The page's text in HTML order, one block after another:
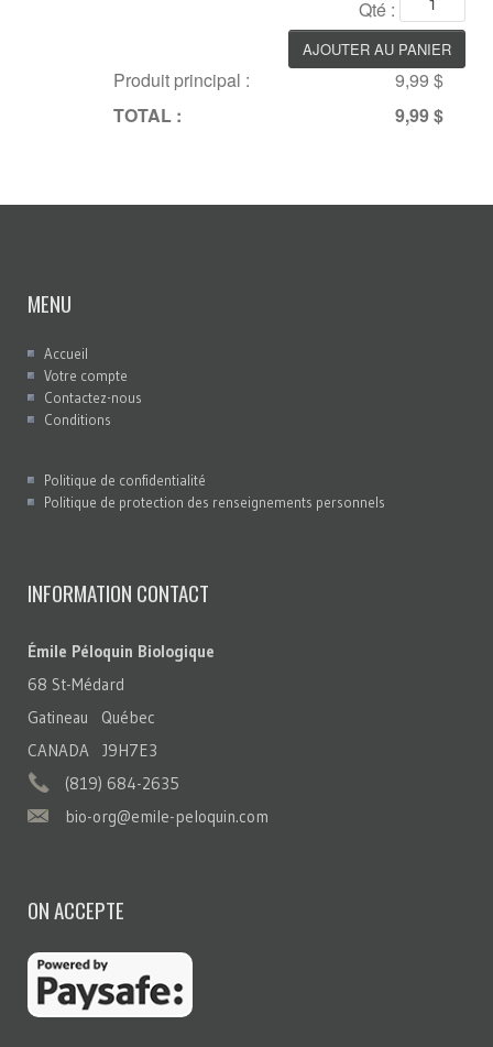
Qté :
Produit principal :
9,99 $
TOTAL :
9,99 $
MENU
Accueil
Votre compte
Contactez-nous
Conditions
Politique de confidentialité
Politique de protection des renseignements personnels
INFORMATION CONTACT
Émile Péloquin Biologique
68 St-Médard
Gatineau Québec
CANADA J9H7E3
(819) 684-2635
bio-org@emile-peloquin.com
ON ACCEPTE